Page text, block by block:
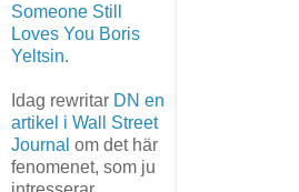
Someone Still
Loves You Boris
Yeltsin.
Idag rewritar DN en
artikel i Wall Street
Journal om det här
fenomenet, som ju